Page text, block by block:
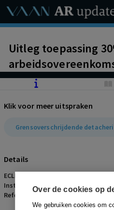
Over de cookies op
We gebruiken cookies om
Uitleg toepassing
Haviltex-norm.
regeling belastbaar
uitbetaald
Klik voor meer uitspraken
Grensoverschrijdende
Details
ECLI:
Instantie:Rechtbank Den Haag
Referentienummer:AR-2013-0571